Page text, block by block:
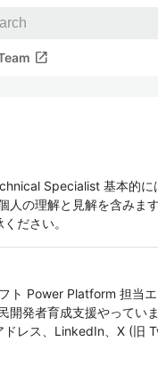
open_in_new
Specialist 基本的に
人の理解と見解を含みま
ださい。
ト Power Platform 担当
発者育成支援やってい
ドレス、LinkedIn、X (旧